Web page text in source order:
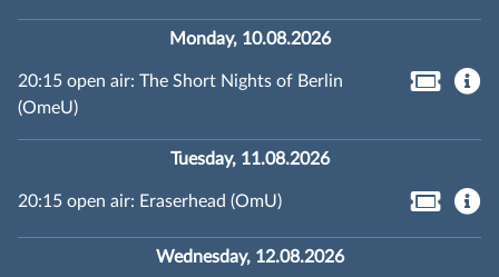
Monday, 10.08.2026
20:15 open air: The Short Nights of Berlin
(OmeU)
Tuesday, 11.08.2026
20:15 open air: Eraserhead (OmU)
Wednesday, 12.08.2026